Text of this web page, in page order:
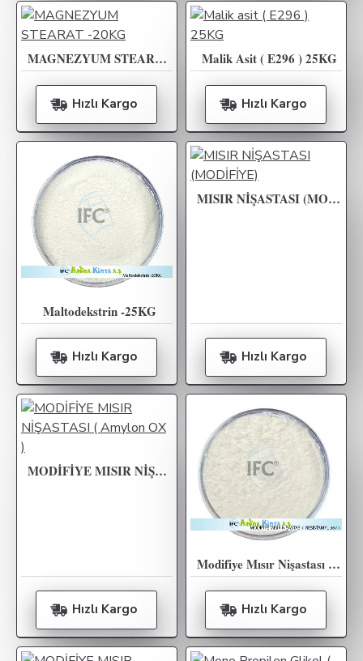
MAGNEZYUM STEARAT -20KG
Hızlı Kargo
Malik Asit ( E296 ) 25KG
Hızlı Kargo
Maltodekstrin -25KG
Hızlı Kargo
MISIR NİŞASTASI (MODİFİYE)
Hızlı Kargo
MODİFİYE MISIR NİŞASTASI ( Amylon OX )
Hızlı Kargo
Modifiye Mısır Nişastası ( RESİSTAMYL 367 ) 25kg
Hızlı Kargo